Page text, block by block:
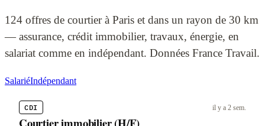
124 offres de courtier à Paris et dans un rayon de 30 km
— assurance, crédit immobilier, travaux, énergie, en
salariat comme en indépendant. Données France Travail.
SalariéIndépendant
CDI il y a 2 sem.